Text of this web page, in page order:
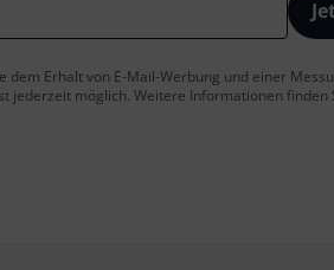
dem Erhalt von E-Mail-Werbung und einer
jederzeit möglich. Weitere Informationen finden